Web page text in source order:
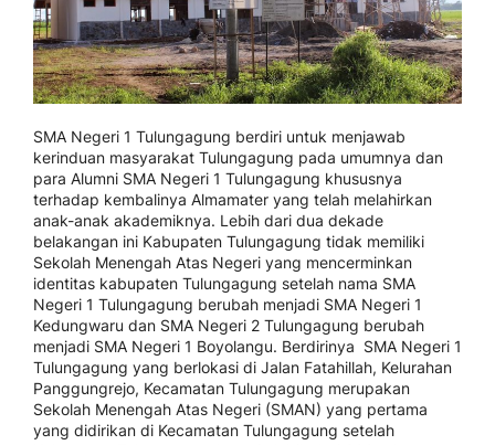
SMA Negeri 1 Tulungagung berdiri untuk menjawab
kerinduan masyarakat Tulungagung pada umumnya dan
para Alumni SMA Negeri 1 Tulungagung khususnya
terhadap kembalinya Almamater yang telah melahirkan
anak-anak akademiknya. Lebih dari dua dekade
belakangan ini Kabupaten Tulungagung tidak memiliki
Sekolah Menengah Atas Negeri yang mencerminkan
identitas kabupaten Tulungagung setelah nama SMA
Negeri 1 Tulungagung berubah menjadi SMA Negeri 1
Kedungwaru dan SMA Negeri 2 Tulungagung berubah
menjadi SMA Negeri 1 Boyolangu. Berdirinya SMA Negeri 1
Tulungagung yang berlokasi di Jalan Fatahillah, Kelurahan
Panggungrejo, Kecamatan Tulungagung merupakan
Sekolah Menengah Atas Negeri (SMAN) yang pertama
yang didirikan di Kecamatan Tulungagung setelah